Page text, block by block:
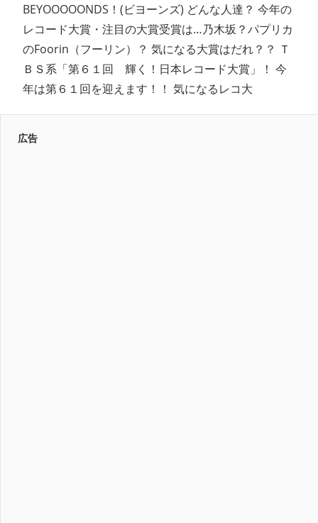
BEYOOOOONDS！(ビヨーンズ) どんな人達？ 今年の
レコード大賞・注目の大賞受賞は…乃木坂？パプリカ
のFoorin（フーリン）？ 気になる大賞はだれ？？ Ｔ
ＢＳ系「第６１回 輝く！日本レコード大賞」！ 今
年は第６１回を迎えます！！ 気になるレコ大
広告